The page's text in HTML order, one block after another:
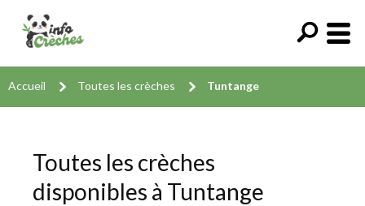
Accueil Toutes les crèches Tuntange
Toutes les crèches
disponibles à Tuntange